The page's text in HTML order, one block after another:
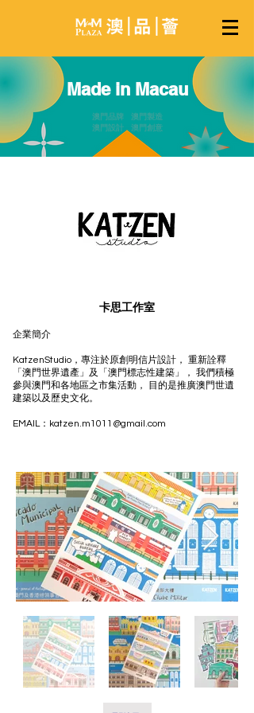
Made in Macau
澳門品牌 澳門製造
澳門設計 澳門創意
卡思工作室
企業簡介
KatzenStudio，專注於原創明信片設計， 重新詮釋
「澳門世界遺產」及「澳門標志性建築」， 我們積極
參與澳門和各地區之市集活動， 目的是推廣澳門世遺
建築以及歷史文化。
EMAIL： katzen.m1011@gmail.com